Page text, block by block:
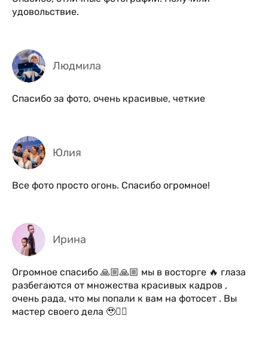
удовольствие.
Людмила
Спасибо за фото, очень красивые, четкие
Юлия
Все фото просто огонь. Спасибо огромное!
Ирина
Огромное спасибо 🙏🏼🙏🏼 мы в восторге 🔥 глаза
разбегаются от множества красивых кадров ,
очень рада, что мы попали к вам на фотосет . Вы
мастер своего дела 🥹👍🏼